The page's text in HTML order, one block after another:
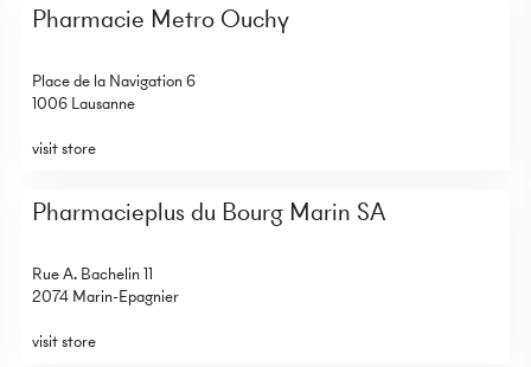
Pharmacie Metro Ouchy
Place de la Navigation 6
1006 Lausanne
visit store
Pharmacieplus du Bourg Marin SA
Rue A. Bachelin 11
2074 Marin-Epagnier
visit store